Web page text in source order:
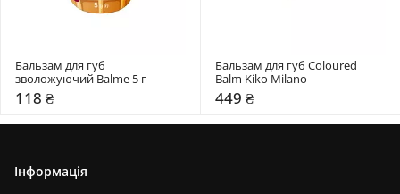
Бальзам для губ
зволожуючий Balme 5 г
118 ₴
Бальзам для губ Coloured
Balm Kiko Milano
449 ₴
Інформація